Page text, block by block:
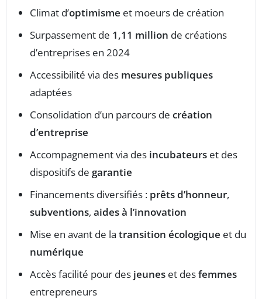
Climat d’optimisme et moeurs de création
Surpassement de 1,11 million de créations
d’entreprises en 2024
Accessibilité via des mesures publiques
adaptées
Consolidation d’un parcours de création
d’entreprise
Accompagnement via des incubateurs et des
dispositifs de garantie
Financements diversifiés : prêts d’honneur,
subventions, aides à l’innovation
Mise en avant de la transition écologique et du
numérique
Accès facilité pour des jeunes et desfemmes
entrepreneurs